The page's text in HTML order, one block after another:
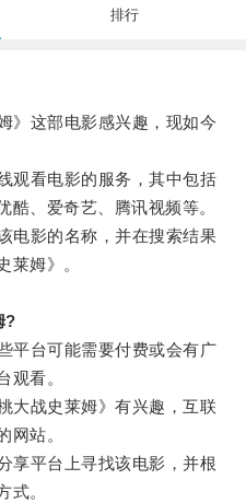
排行
这部电影感兴趣，现如今
看电影的服务，其中包括
酷、爱奇艺、腾讯视频等。
影的名称，并在搜索结果
莱姆》。
?
台可能需要付费或会有广
观看。
战史莱姆》有兴趣，互联
网站。
平台上寻找该电影，并根
式。